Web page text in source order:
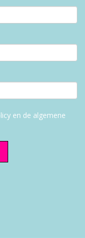
en de algemene